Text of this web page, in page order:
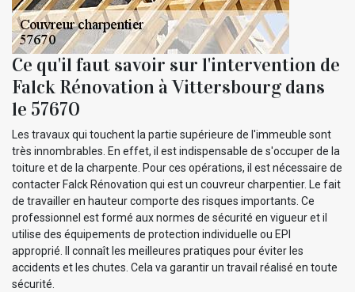
Ce qu'il faut savoir sur l'intervention de
Falck Rénovation à Vittersbourg dans
le 57670
Les travaux qui touchent la partie supérieure de l'immeuble sont
très innombrables. En effet, il est indispensable de s'occuper de la
toiture et de la charpente. Pour ces opérations, il est nécessaire de
contacter Falck Rénovation qui est un couvreur charpentier. Le fait
de travailler en hauteur comporte des risques importants. Ce
professionnel est formé aux normes de sécurité en vigueur et il
utilise des équipements de protection individuelle ou EPI
approprié. Il connaît les meilleures pratiques pour éviter les
accidents et les chutes. Cela va garantir un travail réalisé en toute
sécurité.